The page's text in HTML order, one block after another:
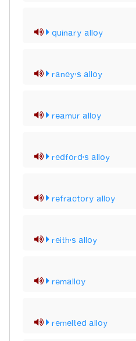
quinary alloy
raney's alloy
reamur alloy
redford's alloy
refractory alloy
reith's alloy
remalloy
remelted alloy